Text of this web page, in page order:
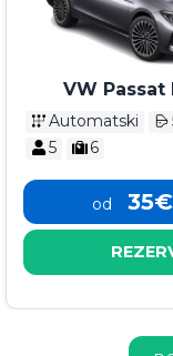
VW Passat
Automatik
Automatski
5
6
od 35€